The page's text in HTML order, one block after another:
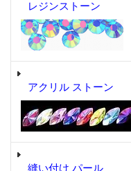
レジンストーン
アクリル ストーン
縫い付け パール